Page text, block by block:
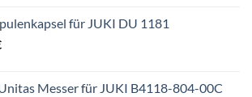
für JUKI DU 1181
Messer für JUKI B4118-804-00C